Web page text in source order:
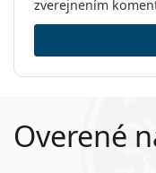
Účinný UV filter,
96% žiarenia
dlhodobého
ultrafialového
oko ani očné
Hmotnosť:
Ostatné
zverejnením
Overené